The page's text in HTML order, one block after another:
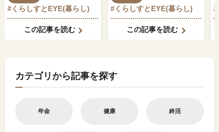
#くらしすとEYE(暮らし)
この記事を読む
#くらしすとEYE(暮らし)
この記事を読む
#
カテゴリから記事を探す
年金 健康 終活